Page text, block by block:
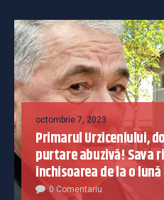
octombrie 7, 2023
Primarul Urziceniului,
purtare abuzivă! Sava
închisoarea de la o
0 Comentariu